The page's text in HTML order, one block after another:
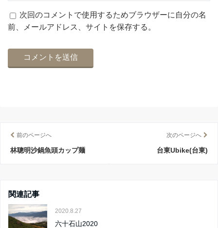
次回のコメントで使用するためブラウザーに自分の名
前、メールアドレス、サイトを保存する。
前のページへ
林聰明沙鍋魚頭カップ麺
次のページへ
台東Ubike(台東)
関連記事
2020.8.27
六十石山2020